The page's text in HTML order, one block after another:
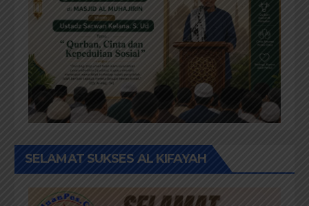
SELAMAT SUKSES AL KIFAYAH